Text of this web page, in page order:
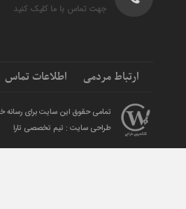
جهت تماس با ما کلیک کنید
ارتباط مردمی اطلاعات تماس
تمامی حقوق این سایت برای رسانه
طراحی سایت : تیم تخصصی تارا